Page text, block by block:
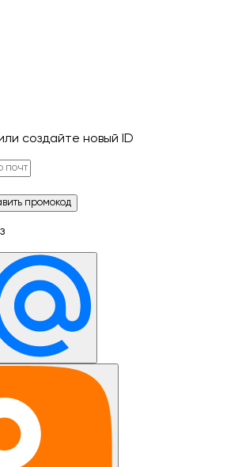
создайте новый ID
промокод